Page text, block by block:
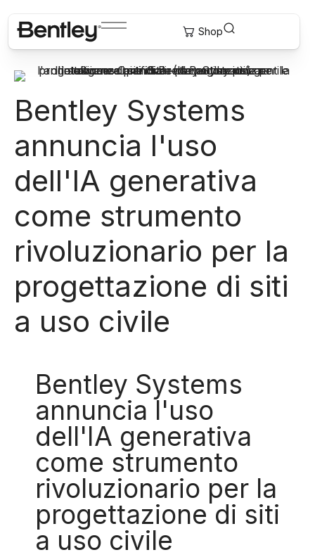
Bentley Systems
annuncia l'uso
dell'IA generativa
come strumento
rivoluzionario per la
progettazione di siti
a uso civile
Bentley Systems
annuncia l'uso
dell'IA generativa
come strumento
rivoluzionario per la
progettazione di siti
a uso civile